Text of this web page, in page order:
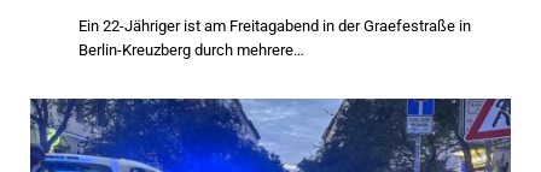
Ein 22-Jähriger ist am Freitagabend in der Graefestraße in
Berlin-Kreuzberg durch mehrere…